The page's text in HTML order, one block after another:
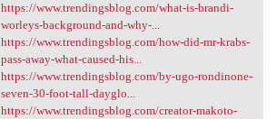
https://www.trendingsblog.com/what-is-brandi-
worleys-background-and-why-...
https://www.trendingsblog.com/how-did-mr-krabs-
pass-away-what-caused-his...
https://www.trendingsblog.com/by-ugo-rondinone-
seven-30-foot-tall-dayglo...
https://www.trendingsblog.com/creator-makoto-